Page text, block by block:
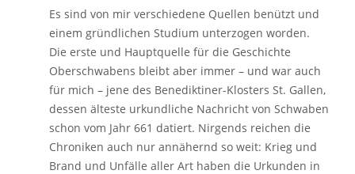
Es sind von mir verschiedene Quellen benützt und
einem gründlichen Studium unterzogen worden.
Die erste und Hauptquelle für die Geschichte
Oberschwabens bleibt aber immer – und war auch
für mich – jene des Benediktiner-Klosters St. Gallen,
dessen älteste urkundliche Nachricht von Schwaben
schon vom Jahr 661 datiert. Nirgends reichen die
Chroniken auch nur annähernd so weit: Krieg und
Brand und Unfälle aller Art haben die Urkunden in